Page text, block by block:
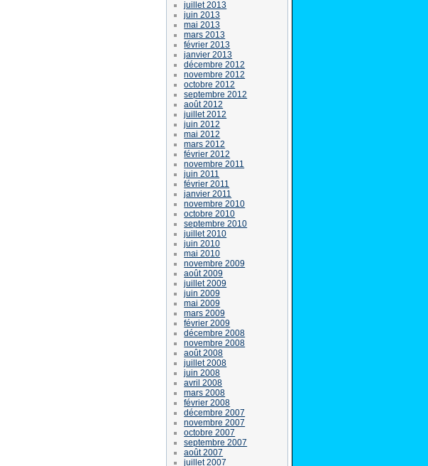
juillet 2013
juin 2013
mai 2013
mars 2013
février 2013
janvier 2013
décembre 2012
novembre 2012
octobre 2012
septembre 2012
août 2012
juillet 2012
juin 2012
mai 2012
mars 2012
février 2012
novembre 2011
juin 2011
février 2011
janvier 2011
novembre 2010
octobre 2010
septembre 2010
juillet 2010
juin 2010
mai 2010
novembre 2009
août 2009
juillet 2009
juin 2009
mai 2009
mars 2009
février 2009
décembre 2008
novembre 2008
août 2008
juillet 2008
juin 2008
avril 2008
mars 2008
février 2008
décembre 2007
novembre 2007
octobre 2007
septembre 2007
août 2007
juillet 2007